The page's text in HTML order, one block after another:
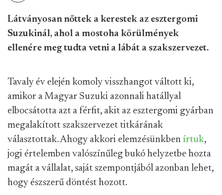
Látványosan nőttek a kerestek az esztergomi
Suzukinál, ahol a mostoha körülmények
ellenére meg tudta vetni a lábát a szakszervezet.
Tavaly év elején komoly visszhangot váltott ki,
amikor a Magyar Suzuki azonnali hatállyal
elbocsátotta azt a férfit, akit az esztergomi gyárban
megalakított szakszervezet titkárának
választottak. Ahogy akkori elemzésünkben írtuk,
jogi értelemben valószínűleg bukó helyzetbe hozta
magát a vállalat, saját szempontjából azonban lehet,
hogy észszerű döntést hozott.